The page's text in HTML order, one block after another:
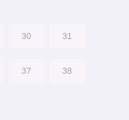
30 31
37 38